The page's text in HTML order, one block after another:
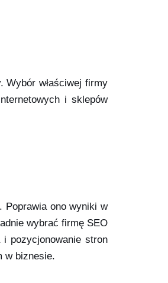
Wybór właściwej firmy
i sklepów
Poprawia ono wyniki w
wybrać firmę SEO
pozycjonowanie stron
w biznesie.